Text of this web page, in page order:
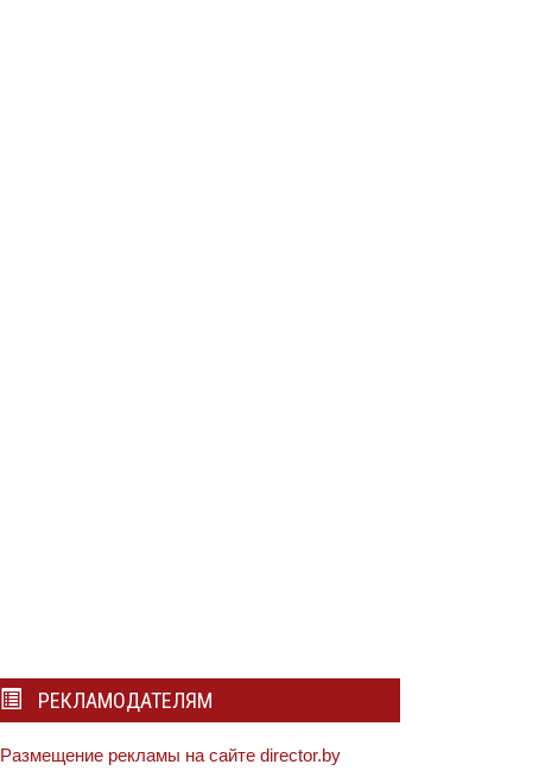
РЕКЛАМОДАТЕЛЯМ
Размещение рекламы на сайте director.by